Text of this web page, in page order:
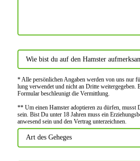
* Alle persön­lichen Angaben werden von uns nur
lung verwendet und nicht an Dritte weiter­gegeben.
Formular beschleu­nigt die Vermitt­lung.
** Um einen Hamster adoptieren zu dürfen, musst
sein. Bist Du unter 18 Jahren muss ein
anwes­end sein und den Vertrag unter­zeichnen.